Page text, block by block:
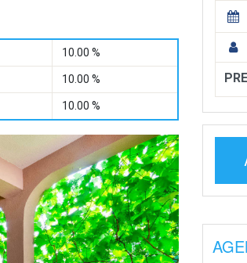
10.00 %
10.00 %
10.00 %